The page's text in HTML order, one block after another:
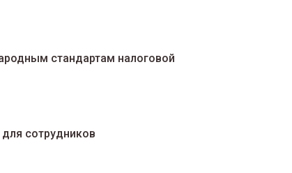
стандартам налоговой
сотрудников